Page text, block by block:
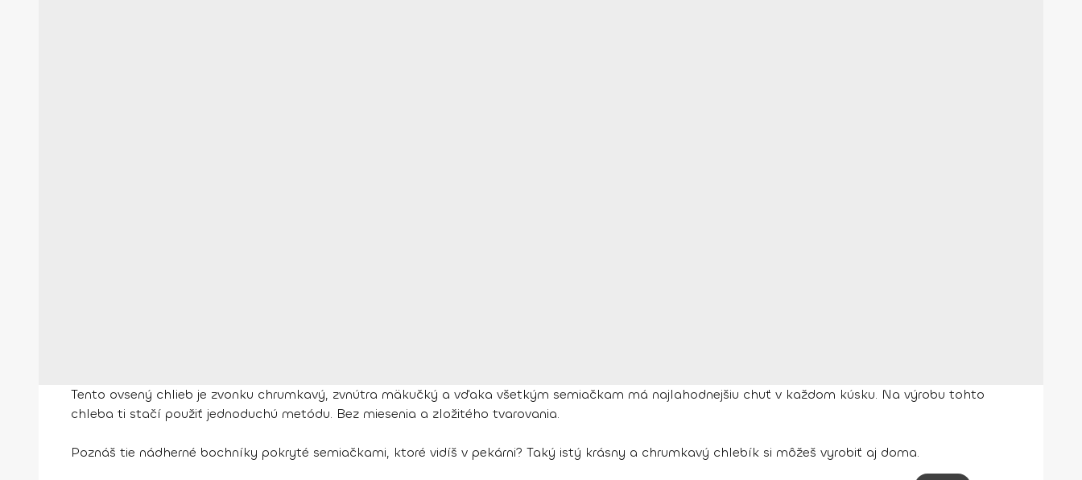
Tento ovsený chlieb je zvonku chrumkavý, zvnútra mäkučký a vďaka všetkým semiačkam má najlahodnejšiu chuť v každom kúsku. Na výrobu tohto
chleba ti stačí použiť jednoduchú metódu. Bez miesenia a zložitého tvarovania.
Poznáš tie nádherné bochníky pokryté semiačkami, ktoré vidíš v pekárni? Taký istý krásny a chrumkavý chlebík si môžeš vyrobiť aj doma.